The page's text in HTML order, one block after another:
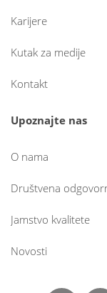
Karijere
Kutak za medije
Kontakt
Upoznajte nas
O nama
Društvena
Jamstvo kvalitete
Novosti